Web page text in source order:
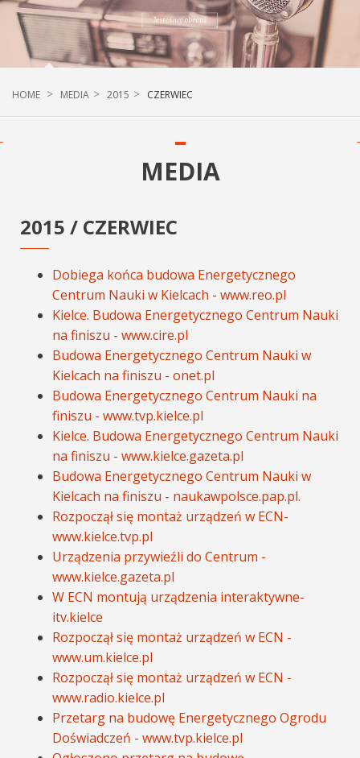
HOME MEDIA 2015 CZERWIEC
MEDIA
2015 / CZERWIEC
Dobiega końca budowa Energetycznego
Centrum Nauki w Kielcach - www.reo.pl
Kielce. Budowa Energetycznego Centrum Nauki
na finiszu - www.cire.pl
Budowa Energetycznego Centrum Nauki w
Kielcach na finiszu - onet.pl
Budowa Energetycznego Centrum Nauki na
finiszu - www.tvp.kielce.pl
Kielce. Budowa Energetycznego Centrum Nauki
na finiszu - www.kielce.gazeta.pl
Budowa Energetycznego Centrum Nauki w
Kielcach na finiszu - naukawpolsce.pap.pl.
Rozpoczął się montaż urządzeń w ECN-
www.kielce.tvp.pl
Urządzenia przywieźli do Centrum -
www.kielce.gazeta.pl
W ECN montują urządzenia interaktywne-
itv.kielce
Rozpoczął się montaż urządzeń w ECN -
www.um.kielce.pl
Rozpoczął się montaż urządzeń w ECN -
www.radio.kielce.pl
Przetarg na budowę Energetycznego Ogrodu
Doświadczeń - www.tvp.kielce.pl